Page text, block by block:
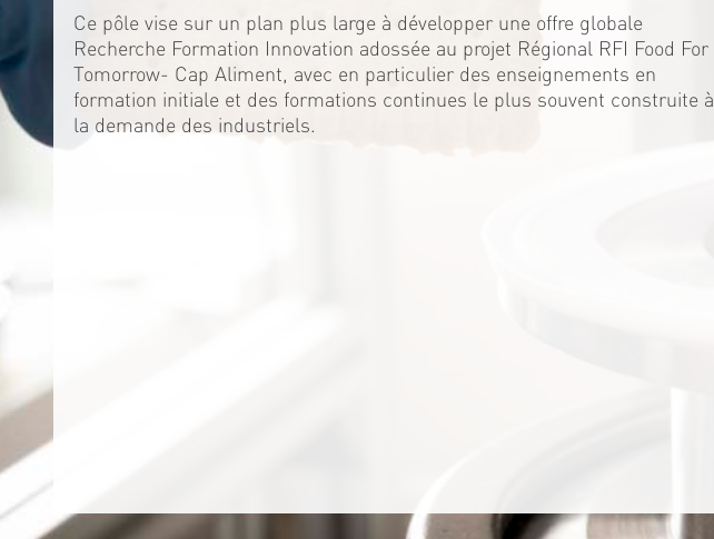
Ce pôle vise sur un plan plus large à développer une offre globale
Recherche Formation Innovation adossée au projet Régional RFI Food For
Tomorrow- Cap Aliment, avec en particulier des enseignements en
formation initiale et des formations continues le plus souvent construite à
la demande des industriels.